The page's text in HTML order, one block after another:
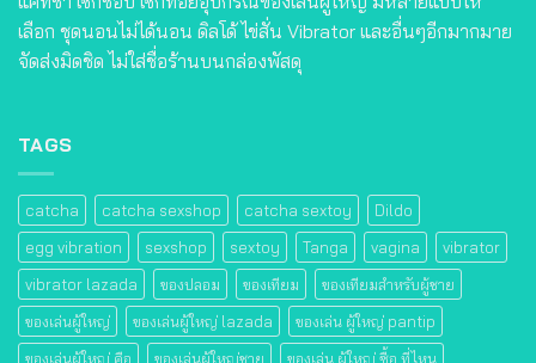
เลือก ชุดนอนไม่ได้นอน ดิลโด้ ไข่สั่น Vibrator และอื่นๆอีกมากมาย
จัดส่งมิดชิด ไม่ใส่ชื่อร้านบนกล่องพัสดุ
TAGS
catcha catcha sexshop catcha sextoy
Dildo
egg vibration
sexshop sextoy Tanga vagina
vibrator
vibrator lazada
ของปลอม ของเทียม
ของเทียมสําหรับผู้ชาย
ของเล่นผู้ใหญ่
ของเล่นผู้ใหญ่ lazada
ของเล่น ผู้ใหญ่ pantip
ของเล่นผู้ใหญ่ คือ
ของเล่นผู้ใหญ่ชาย ของเล่น ผู้ใหญ่ ซื้อ ที่ไหน